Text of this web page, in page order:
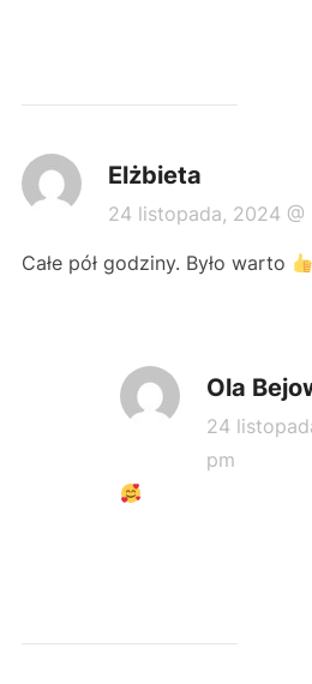
Elżbieta
24 listopada, 2024 @
Całe pół godziny. Było warto
Ola
24
pm